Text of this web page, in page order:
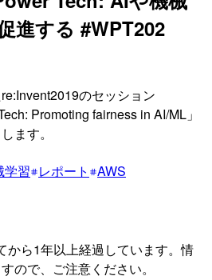
進する #WPT202
のセッション
Promoting fairness in AI/ML」
ます。
学習 レポート
AWS
から1年以上経過しています。情
ので、ご注意ください。